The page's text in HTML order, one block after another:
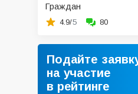
Граждан
4.9/5 80
Подайте
на участие
в рейтинге